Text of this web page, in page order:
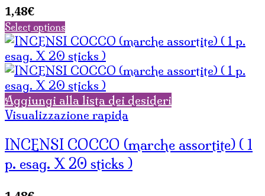
1,48€
Select options
Aggiungi alla lista dei desideri
Visualizzazione rapida
INCENSI COCCO (marche assortite) ( 1
p. esag. X 20 sticks )